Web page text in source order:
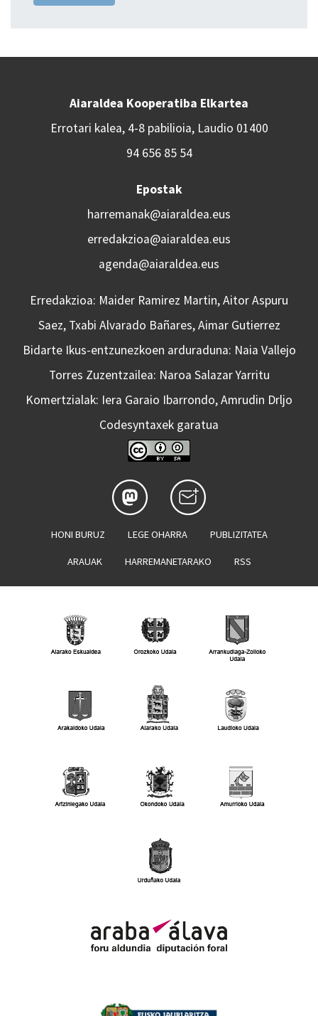
Aiaraldea Kooperatiba Elkartea
Errotari kalea, 4-8 pabilioia, Laudio 01400
94 656 85 54
Epostak
harremanak@aiaraldea.eus
erredakzioa@aiaraldea.eus
agenda@aiaraldea.eus
Erredakzioa: Maider Ramirez Martin, Aitor Aspuru
Saez, Txabi Alvarado Bañares, Aimar Gutierrez
Bidarte Ikus-entzunezkoen arduraduna: Naia Vallejo
Torres Zuzentzailea: Naroa Salazar Yarritu
Komertzialak: Iera Garaio Ibarrondo, Amrudin Drljo
Codesyntaxek garatua
HONI BURUZ LEGE OHARRA PUBLIZITATEA
ARAUAK HARREMANETARAKO RSS